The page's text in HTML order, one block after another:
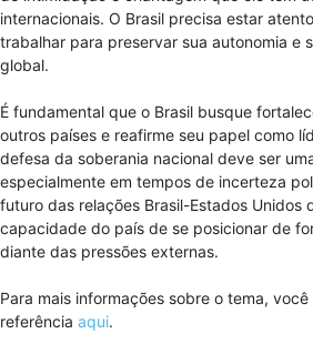
internacionais. O Brasil precisa estar
trabalhar para preservar sua autonomia e
global.
É fundamental que o Brasil busque
outros países e reafirme seu papel como
defesa da soberania nacional deve ser
especialmente em tempos de incerteza
futuro das relações Brasil-Estados Unidos
capacidade do país de se posicionar de
diante das pressões externas.
Para mais informações sobre o tema,
referência aqui.